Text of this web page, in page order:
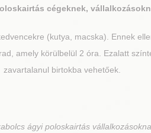
cégeknek,
(kutya, macska). Ennek
amely körülbelül 2 óra. Ezalatt
zavartalanul birtokba vehetőek.
ágyi poloskairtás